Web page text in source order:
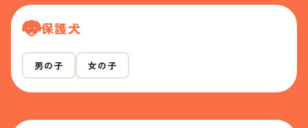
保護犬
男の子 女の子